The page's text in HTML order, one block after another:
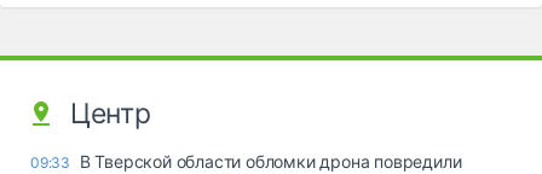
Центр
09:33
В Тверской области обломки дрона повредили